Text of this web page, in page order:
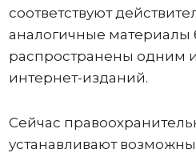
соответствуют
аналогичные материалы
распространены одним
интернет-изданий.
Сейчас
устанавливают